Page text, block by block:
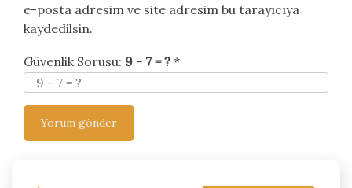
e-posta adresim ve site adresim bu tarayıcıya
kaydedilsin.
Güvenlik Sorusu: 9 - 7 = ? *